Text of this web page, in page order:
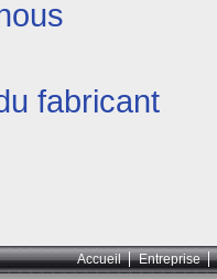
fabricant
Accueil Entreprise